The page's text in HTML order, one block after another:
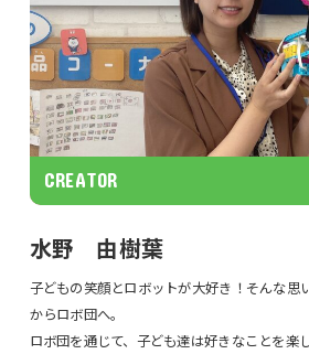
CREATOR
水野 由樹葉
子どもの笑顔とロボットが大好き！そんな思
からロボ団へ。
ロボ団を通じて、子ども達は好きなことを楽